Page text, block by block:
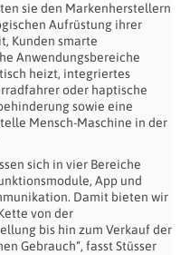
sie den Markenherstellern
Aufrüstung ihrer
Kunden smarte
Anwendungsbereiche
heizt, integriertes
oder haptische
sowie eine
Mensch-Maschine in der
sich in vier Bereiche
App und
Damit bieten wir
von der
bis hin zum Verkauf der
Gebrauch“, fasst Stüsser